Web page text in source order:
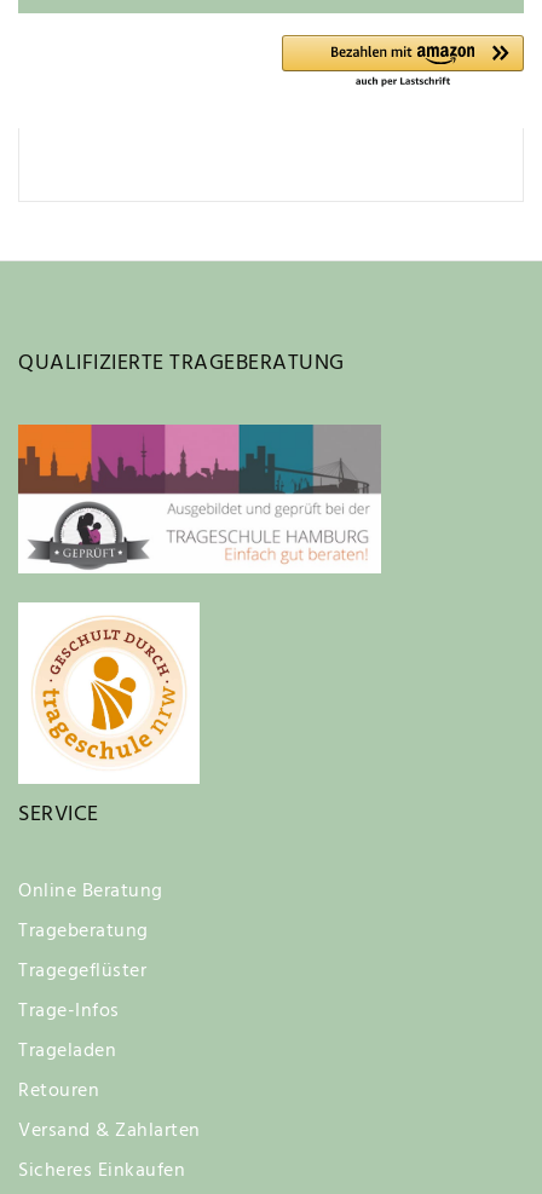
QUALIFIZIERTE TRAGEBERATUNG
SERVICE
Online Beratung
Trageberatung
Tragegeflüster
Trage-Infos
Trageladen
Retouren
Versand & Zahlarten
Sicheres Einkaufen